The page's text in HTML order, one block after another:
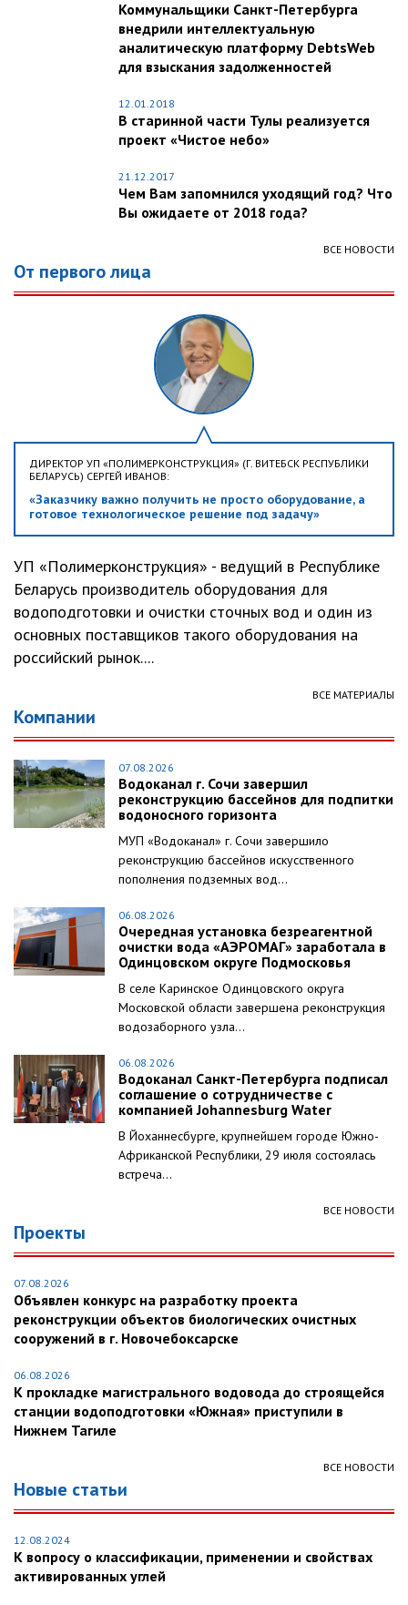
Коммунальщики Санкт-Петербурга
внедрили интеллектуальную
аналитическую платформу DebtsWeb
для взыскания задолженностей
12.01.2018
В старинной части Тулы реализуется
проект «Чистое небо»
21.12.2017
Чем Вам запомнился уходящий год? Что
Вы ожидаете от 2018 года?
ВСЕ НОВОСТИ
От первого лица
ДИРЕКТОР УП «ПОЛИМЕРКОНСТРУКЦИЯ» (Г. ВИТЕБСК РЕСПУБЛИКИ
БЕЛАРУСЬ) СЕРГЕЙ ИВАНОВ:
«Заказчику важно получить не просто оборудование, а
готовое технологическое решение под задачу»
УП «Полимерконструкция» - ведущий в Республике
Беларусь производитель оборудования для
водоподготовки и очистки сточных вод и один из
основных поставщиков такого оборудования на
российский рынок....
ВСЕ МАТЕРИАЛЫ
Компании
07.08.2026
Водоканал г. Сочи завершил
реконструкцию бассейнов для подпитки
водоносного горизонта
МУП «Водоканал» г. Сочи завершило
реконструкцию бассейнов искусственного
пополнения подземных вод...
06.08.2026
Очередная установка безреагентной
очистки вода «АЭРОМАГ» заработала в
Одинцовском округе Подмосковья
В селе Каринское Одинцовского округа
Московской области завершена реконструкция
водозаборного узла...
06.08.2026
Водоканал Санкт-Петербурга подписал
соглашение о сотрудничестве с
компанией Johannesburg Water
В Йоханнесбурге, крупнейшем городе Южно-
Африканской Республики, 29 июля состоялась
встреча...
ВСЕ НОВОСТИ
Проекты
07.08.2026
Объявлен конкурс на разработку проекта
реконструкции объектов биологических очистных
сооружений в г. Новочебоксарске
06.08.2026
К прокладке магистрального водовода до строящейся
станции водоподготовки «Южная» приступили в
Нижнем Тагиле
ВСЕ НОВОСТИ
Новые статьи
12.08.2024
К вопросу о классификации, применении и свойствах
активированных углей